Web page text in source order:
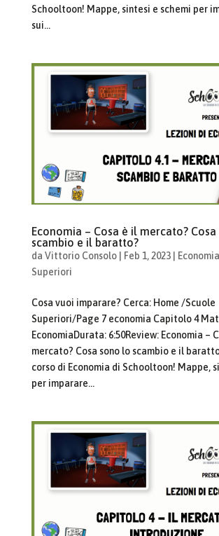
Schooltoon! Mappe, sintesi e schemi per
sui...
Economia – Cosa è il mercato?
scambio e il baratto?
da Vittorio Consolo| Feb 1, 2023|
Superiori
Cosa vuoi imparare? Cerca: Home /Scuole
Superiori/Page 7 economia Capitolo 4
EconomiaDurata: 6:50Review: Economia –
mercato? Cosa sono lo scambio e il
corso di Economia di Schooltoon! Mappe,
per imparare...